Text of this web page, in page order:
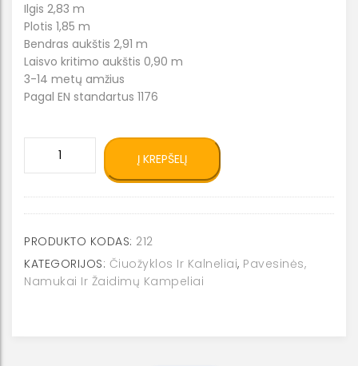
Ilgis 2,83 m
Plotis 1,85 m
Bendras aukštis 2,91 m
Laisvo kritimo aukštis 0,90 m
3-14 metų amžius
Pagal EN standartus 1176
-
namukas
0212
Į KREPŠELĮ
PRODUKTO KODAS: 212
KATEGORIJOS: Čiuožyklos Ir Kalneliai, Pavesinės,
Namukai Ir Žaidimų Kampeliai